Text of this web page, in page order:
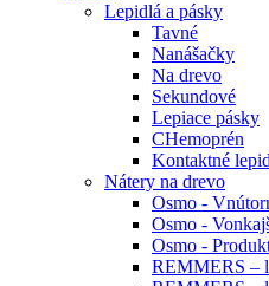
Lepidlá a pásky
Tavné
Nanášačky
Na drevo
Sekundové
Lepiace pásky
CHemoprén
Kontaktné
Nátery na drevo
Osmo -
Osmo -
Osmo -
REMMERS –